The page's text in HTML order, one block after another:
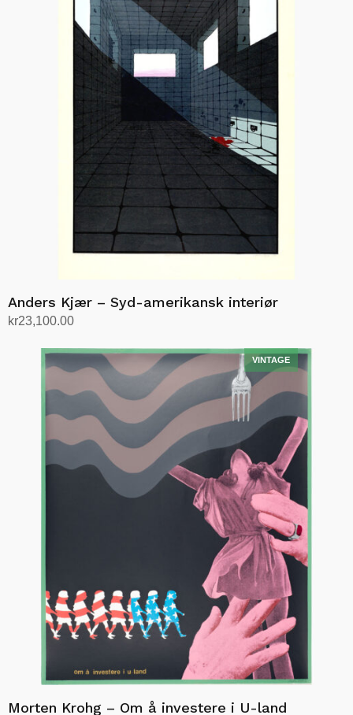
Anders Kjær – Syd-amerikansk interiør
kr23,100.00
Morten Krohg – Om å investere i U-land